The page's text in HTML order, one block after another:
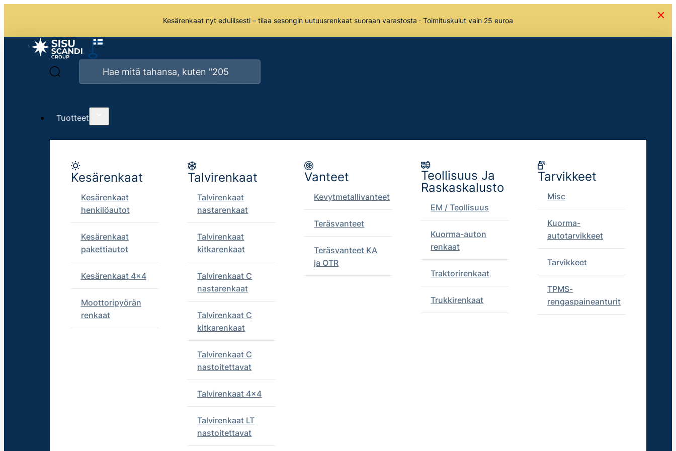
Kesärenkaat nyt edullisesti – tilaa sesongin uutuusrenkaat suoraan varastosta · Toimituskulut vain 25 euroa
Tuotteet
Kesärenkaat
Kesärenkaat
henkilöautot
Kesärenkaat
pakettiautot
Kesärenkaat 4x4
Moottoripyörän
renkaat
Talvirenkaat
Talvirenkaat
nastarenkaat
Talvirenkaat
kitkarenkaat
Talvirenkaat C
nastarenkaat
Talvirenkaat C
kitkarenkaat
Talvirenkaat C
nastoitettavat
Talvirenkaat 4x4
Talvirenkaat LT
nastoitettavat
Vanteet
Kevytmetallivanteet
Teräsvanteet
Teräsvanteet KA
ja OTR
Teollisuus Ja
Raskaskalusto
EM / Teollisuus
Kuorma-auton
renkaat
Traktorirenkaat
Trukkirenkaat
Tarvikkeet
Misc
Kuorma-
autotarvikkeet
Tarvikkeet
TPMS-
rengaspaineanturit